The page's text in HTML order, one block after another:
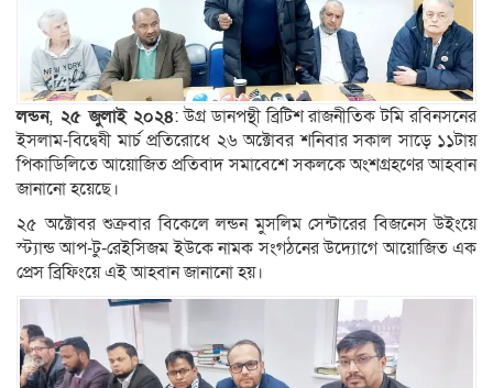
লন্ডন, ২৫ জুলাই ২০২৪: উগ্র ডানপন্থী ব্রিটিশ রাজনীতিক টমি রবিনসনের
ইসলাম-বিদ্বেষী মার্চ প্রতিরোধে ২৬ অক্টোবর শনিবার সকাল সাড়ে ১১টায়
পিকাডিলিতে আয়োজিত প্রতিবাদ সমাবেশে সকলকে অংশগ্রহণের আহবান
জানানো হয়েছে।
২৫ অক্টোবর শুক্রবার বিকেলে লন্ডন মুসলিম সেন্টারের বিজনেস উইংয়ে
স্ট্যান্ড আপ-টু-রেইসিজম ইউকে নামক সংগঠনের উদ্যোগে আয়োজিত এক
প্রেস ব্রিফিংয়ে এই আহবান জানানো হয়।